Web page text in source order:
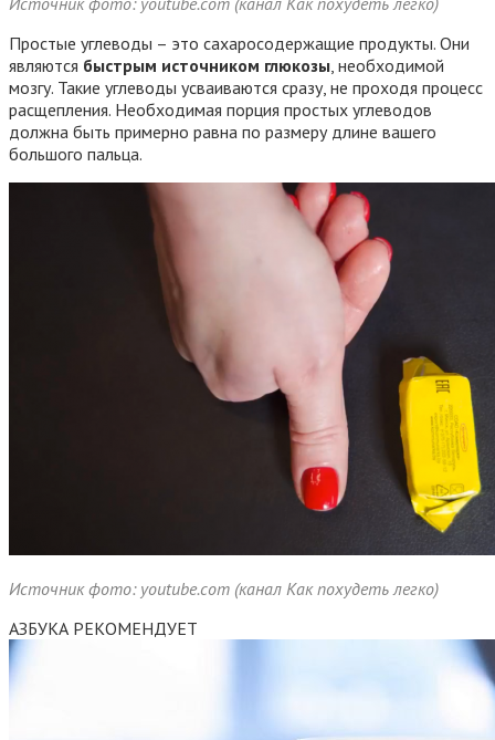
Простые углеводы – это сахаросодержащие продукты. Они
являются быстрым источником глюкозы, необходимой
мозгу. Такие углеводы усваиваются сразу, не проходя процесс
расщепления. Необходимая порция простых углеводов
должна быть примерно равна по размеру длине вашего
большого пальца.
Источник фото: youtube.com (канал Как похудеть легко)
АЗБУКА РЕКОМЕНДУЕТ